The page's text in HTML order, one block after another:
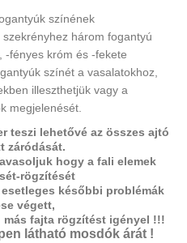
színének
három fogantyú
króm és -fekete
színét a vasalatokhoz,
illeszthetjük vagy a
megjelenését.
teszi lehetővé az összes ajtó
záródását.
hogy a fali elemek
rögzítését
esetleges későbbi problémák
végett,
fajta rögzítést igényel !!!
látható mosdók árát !